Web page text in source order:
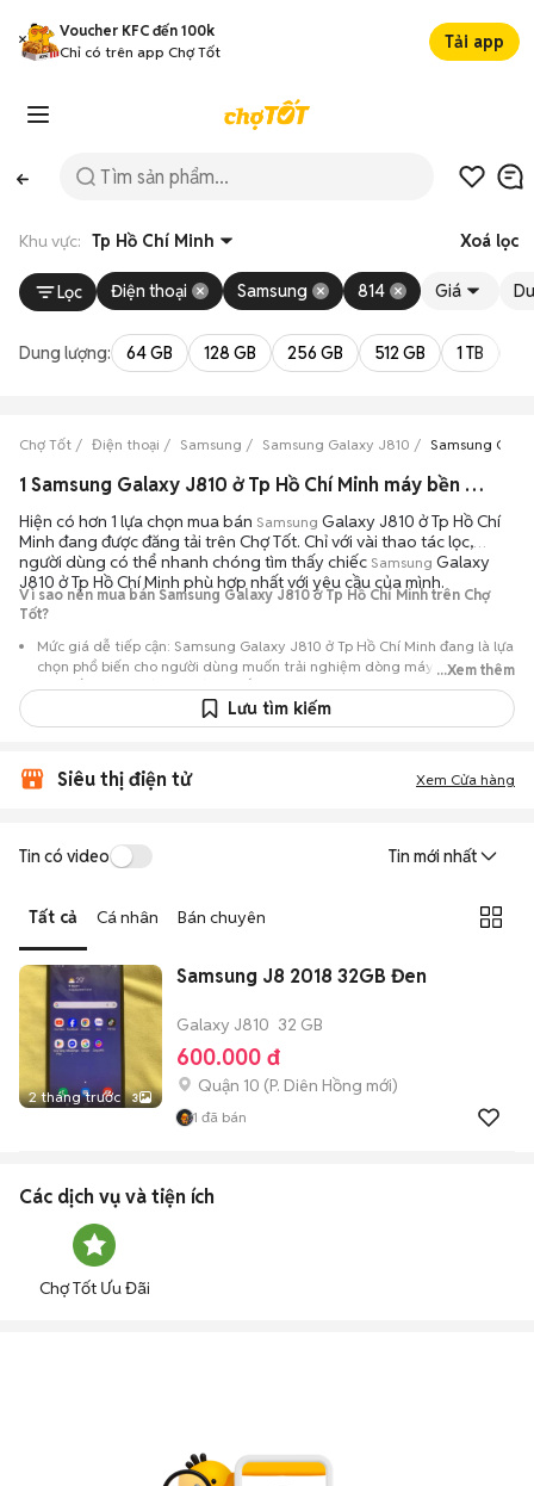
Voucher KFC đến 100k
Chỉ có trên app Chợ Tốt
Tải app
Khu vực: Tp Hồ Chí Minh Xoá lọc
Lọc Điện thoại Samsung 814 Giá
Dung lượng: 64 GB 128 GB 256 GB 512 GB 1 TB
Chợ Tốt Điện thoại Samsung Samsung Galaxy J810 Samsung
1 Samsung Galaxy J810 ở Tp Hồ Chí Minh máy bền đẹp đang bán 08/2026
Hiện có hơn 1 lựa chọn mua bán Samsung Galaxy J810 ở Tp Hồ Chí
Minh đang được đăng tải trên Chợ Tốt. Chỉ với vài thao tác lọc,
người dùng có thể nhanh chóng tìm thấy chiếc Samsung Galaxy
J810 ở Tp Hồ Chí Minh phù hợp nhất với yêu cầu của mình.
Vì sao nên mua bán Samsung Galaxy J810 ở Tp Hồ Chí Minh trên Chợ
Tốt?
Mức giá dễ tiếp cận: Samsung Galaxy J810 ở Tp Hồ Chí Minh đang là lựa
chọn phổ biến cho người dùng muốn trải nghiệm dòng máy này với chi
phí thấp hơn so với khi mới ra mắt.
Nguồn cung phong phú: Dễ dàng tìm thấySamsung
Giao dịch minh bạch: Việc gặp gỡ trực tiếp giúp người mua
tin đăng.
địa điểm giao nhận, chốt giao dịch nhanh chóng khi đạt được
...Xem thêm
Lưu tìm kiếm
Siêu thị điện tử Xem Cửa hàng
Tin có video Tin mới nhất
Tất cả Cá nhân Bán chuyên
2 tháng trước 3
Samsung J8 2018 32GB Đen
Galaxy J810 32 GB
600.000 đ
Quận 10 (P. Diên Hồng mới)
1 đã bán
Các dịch vụ và tiện ích
Chợ Tốt Ưu Đãi